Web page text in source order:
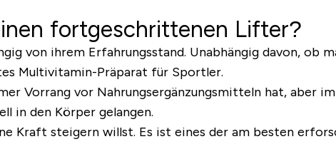
fortgeschrittenen Lifter?
von ihrem Erfahrungsstand. Unabhängig davon,
Multivitamin-Präparat für Sportler.
Vorrang vor Nahrungsergänzungsmitteln hat, aber
in den Körper gelangen.
Kraft steigern willst. Es ist eines der am besten